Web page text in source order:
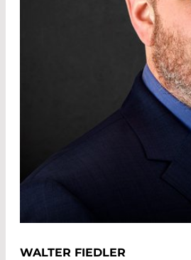
WALTER FIEDLER